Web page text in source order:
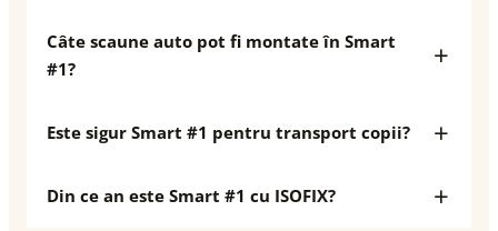
Câte scaune auto pot fi montate în Smart
#1?
Este sigur Smart #1 pentru transport copii?
Din ce an este Smart #1 cu ISOFIX?